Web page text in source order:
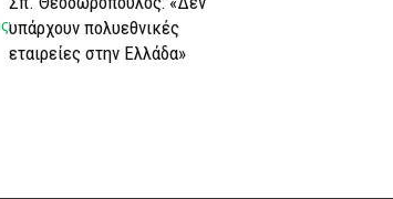
υπάρχουν πολυεθνικές
εταιρείες στην Ελλάδα»